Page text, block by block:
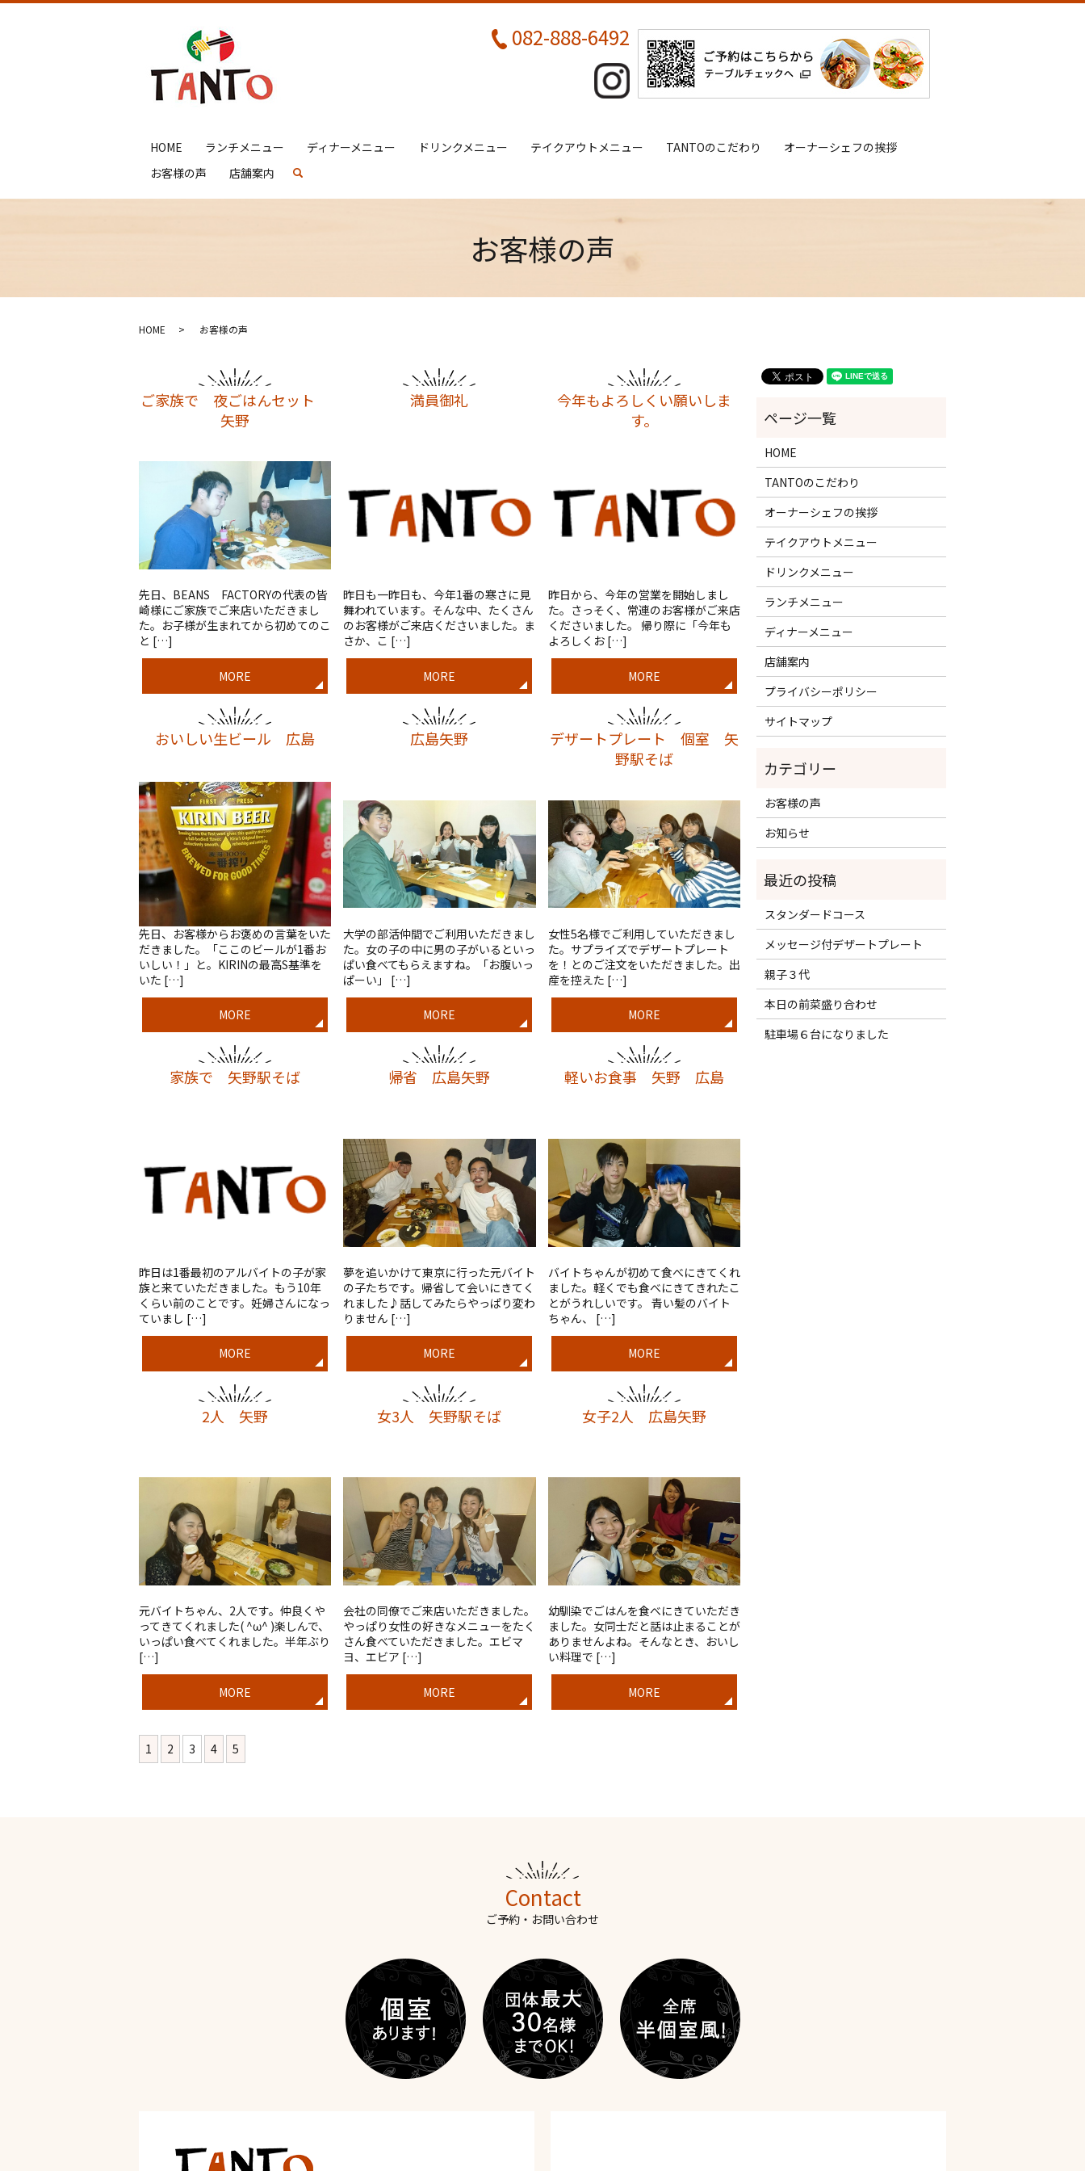
HOME ランチメニュー ディナーメニュー ドリンクメニュー テイクアウトメニュー TANTOのこだわり
オーナーシェフの挨拶
お客様の声
店舗案内 search
082-888-6492
お客様の声
HOME お客様の声
ご家族で 夜ごはんセット
矢野
先日、BEANS FACTORYの代表の皆
崎様にご家族でご来店いただきまし
た。お子様が生まれてから初めてのこ
と […]
MORE
満員御礼
昨日も一昨日も、今年1番の寒さに見
舞われています。そんな中、たくさん
のお客様がご来店くださいました。ま
さか、こ […]
MORE
今年もよろしくい願いしま
す。
昨日から、今年の営業を開始しまし
た。さっそく、常連のお客様がご来店
くださいました。 帰り際に「今年も
よろしくお […]
MORE
おいしい生ビール 広島
先日、お客様からお褒めの言葉をいた
だきました。「ここのビールが1番お
いしい！」と。KIRINの最高S基準を
いた […]
MORE
広島矢野
大学の部活仲間でご利用いただきまし
た。女の子の中に男の子がいるといっ
ぱい食べてもらえますね。「お腹いっ
ぱーい」 […]
MORE
デザートプレート 個室 矢
野駅そば
女性5名様でご利用していただきまし
た。サプライズでデザートプレート
を！とのご注文をいただきました。出
産を控えた […]
MORE
家族で 矢野駅そば
昨日は1番最初のアルバイトの子が家
族と来ていただきました。もう10年
くらい前のことです。妊婦さんになっ
ていまし […]
MORE
帰省 広島矢野
夢を追いかけて東京に行った元バイト
の子たちです。帰省して会いにきてく
れました♪話してみたらやっぱり変わ
りません […]
MORE
軽いお食事 矢野 広島
バイトちゃんが初めて食べにきてくれ
ました。軽くでも食べにきてきれたこ
とがうれしいです。 青い髪のバイト
ちゃん、 […]
MORE
2人 矢野
元バイトちゃん、2人です。仲良くや
ってきてくれました( ^ω^ )楽しんで、
いっぱい食べてくれました。半年ぶり
[…]
MORE
女3人 矢野駅そば
会社の同僚でご来店いただきました。
やっぱり女性の好きなメニューをたく
さん食べていただきました。エビマ
ヨ、エビア […]
MORE
女子2人 広島矢野
幼馴染でごはんを食べにきていただき
ました。女同士だと話は止まることが
ありませんよね。そんなとき、おいし
い料理で […]
MORE
1 2 3 4 5
HOME
TANTOのこだわり
オーナーシェフの挨拶
テイクアウトメニュー
ドリンクメニュー
ランチメニュー
ディナーメニュー
店舗案内
プライバシーポリシー
サイトマップ
お客様の声
お知らせ
スタンダードコース
メッセージ付デザートプレート
親子３代
本日の前菜盛り合わせ
駐車場６台になりました
Contact
ご予約・お問い合わせ